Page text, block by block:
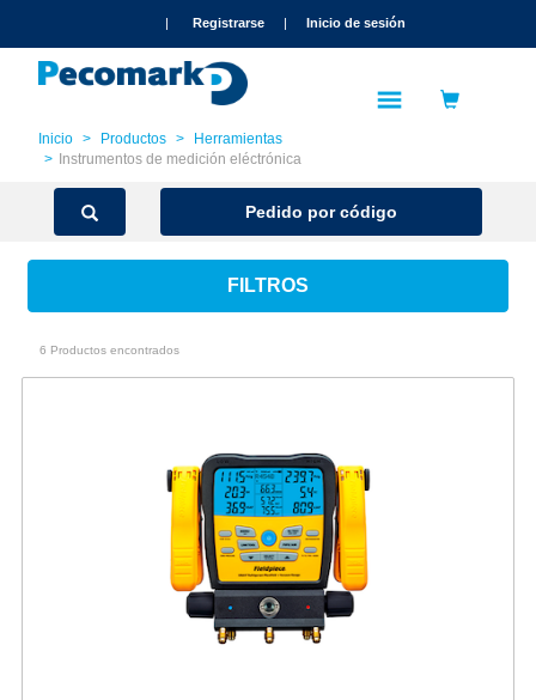
| Registrarse | Inicio de sesión
Inicio Productos
Herramientas
Instrumentos de medición eléctrónica
Pedido por código
FILTROS
6 Productos encontrados